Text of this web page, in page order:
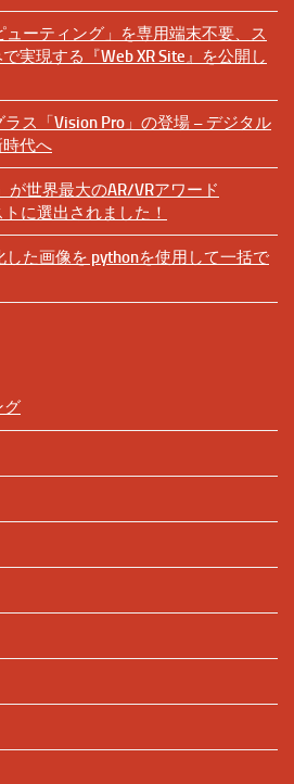
ーティング」を専用端末不要、ス
実現する『Web XR Site』を公開し
ス「Vision Pro」の登場 – デジタル
代へ
が世界最大のAR/VRアワード
トに選出されました！
した画像を pythonを使用して一括で
グ